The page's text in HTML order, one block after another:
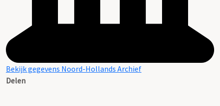
Bekijk gegevens Noord-Hollands Archief
Delen